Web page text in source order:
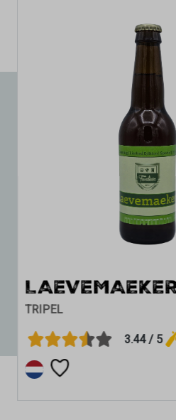
LAEVEMAEKER
TRIPEL
3.44 / 5